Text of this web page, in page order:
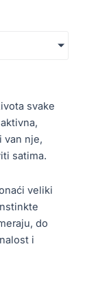
svake
van nje,
satima.
veliki
do
i